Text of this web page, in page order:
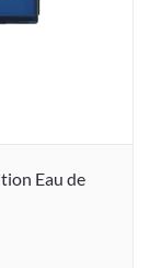
Eau de